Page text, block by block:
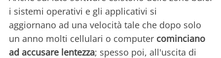
i sistemi operativi e gli applicativi si
aggiornano ad una velocità tale che dopo solo
un anno molti cellulari o computer cominciano
ad accusare lentezza; spesso poi, all'uscita di